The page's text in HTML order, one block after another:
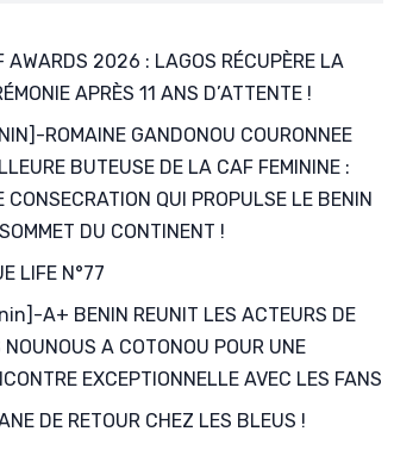
AWARDS 2026 : LAGOS RÉCUPÈRE LA
APRÈS 11 ANS D’ATTENTE !
ROMAINE GANDONOU COURONNEE
BUTEUSE DE LA CAF FEMININE :
CONSECRATION QUI PROPULSE LE BENIN
DU CONTINENT !
LIFE N°77
A+ BENIN REUNIT LES ACTEURS DE
NOUNOUS A COTONOU POUR UNE
EXCEPTIONNELLE AVEC LES FANS
DE RETOUR CHEZ LES BLEUS !